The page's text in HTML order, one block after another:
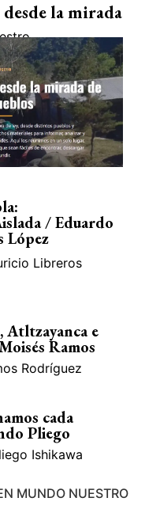
la mirada
/ Eduardo
López
Libreros
Atltzayanca e
Ramos
Rodríguez
cada
Pliego
Ishikawa
MUNDO NUESTRO